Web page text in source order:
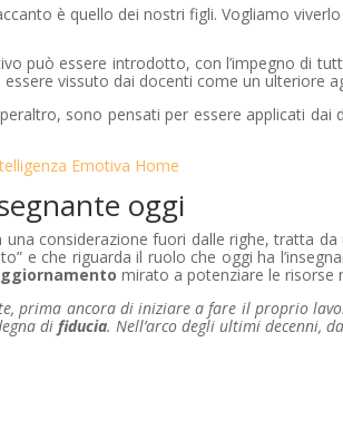
è quello dei nostri figli. Vogliamo viverlo
può essere introdotto, con l’impegno di
vissuto dai docenti come un ulteriore
sono pensati per essere applicati
oggi
considerazione fuori dalle righe, tratta da
e che riguarda il ruolo che oggi ha
mirato a potenziare le risorse
prima ancora di iniziare a fare il proprio
di fiducia. Nell’arco degli ultimi decenni,